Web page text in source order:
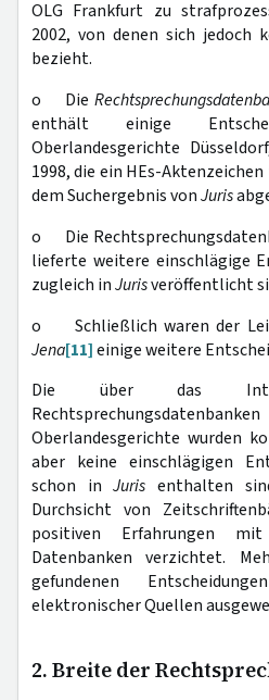
OLG Frankfurt zu
2002, von denen sich jedoch
bezieht.
o Die
enthält einige
Oberlandesgerichte
1998, die ein HEs-
dem Suchergebnis vonJuris
o Die
lieferte weitere einschlägige
zugleich inJurisveröffentlicht
o Schließlich waren der
Jena[11]einige weitere
Die über das
Oberlandesgerichte wurden
aber keine einschlägigen
schon inJuris enthalten
Durchsicht von
positiven Erfahrungen
Datenbanken verzichtet.
gefundenen
elektronischer Quellen
2. Breite der